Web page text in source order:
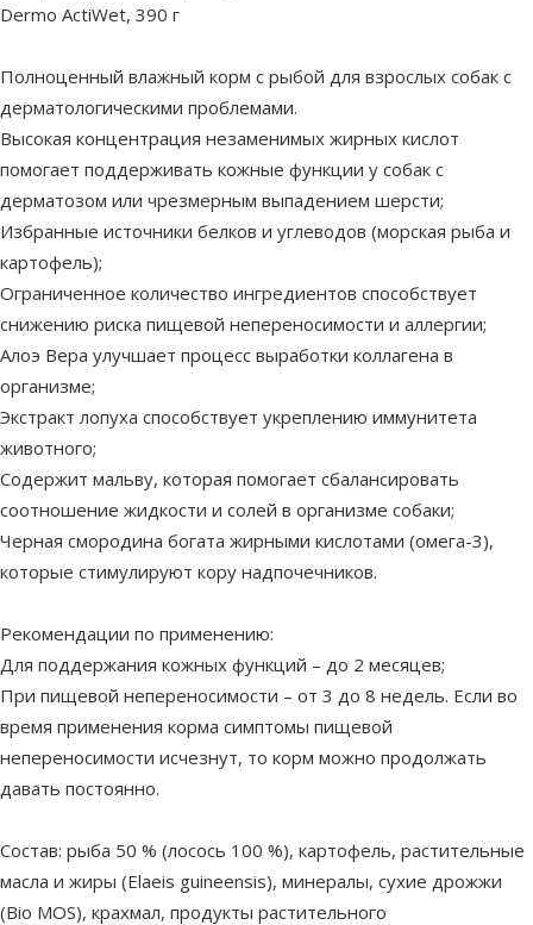
Dermo ActiWet, 390 г
Полноценный влажный корм с рыбой для взрослых собак с
дерматологическими проблемами.
Высокая концентрация незаменимых жирных кислот
помогает поддерживать кожные функции у собак с
дерматозом или чрезмерным выпадением шерсти;
Избранные источники белков и углеводов (морская рыба и
картофель);
Ограниченное количество ингредиентов способствует
снижению риска пищевой непереносимости и аллергии;
​Алоэ Вера улучшает процесс выработки коллагена в
организме;
Экстракт лопуха способствует укреплению иммунитета
животного;
Содержит мальву, которая помогает сбалансировать
соотношение жидкости и солей в организме собаки;
Черная смородина богата жирными кислотами (омега-3),
которые стимулируют кору надпочечников.
Рекомендации по применению:
Для поддержания кожных функций – до 2 месяцев;
При пищевой непереносимости – от 3 до 8 недель. Если во
время применения корма симптомы пищевой
непереносимости исчезнут, то корм можно продолжать
давать постоянно.
Состав: рыба 50 % (лосось 100 %), картофель, растительные
масла и жиры (Elaeis guineensis), минералы, сухие дрожжи
(Bio MOS), крахмал, продукты растительного